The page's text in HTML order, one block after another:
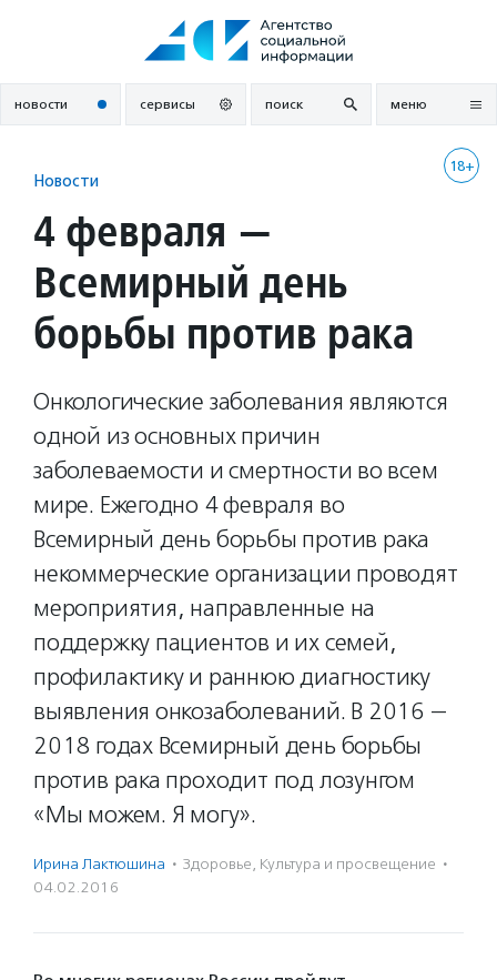
новости сервисы поиск меню
18+
Новости
4 февраля —
Всемирный день
борьбы против рака
Онкологические заболевания являются
одной из основных причин
заболеваемости и смертности во всем
мире. Ежегодно 4 февраля во
Всемирный день борьбы против рака
некоммерческие организации проводят
мероприятия, направленные на
поддержку пациентов и их семей,
профилактику и раннюю диагностику
выявления онкозаболеваний. В 2016 —
2018 годах Всемирный день борьбы
против рака проходит под лозунгом
«Мы можем. Я могу».
Ирина Лактюшина · Здоровье, Культура и просвещение ·
04.02.2016